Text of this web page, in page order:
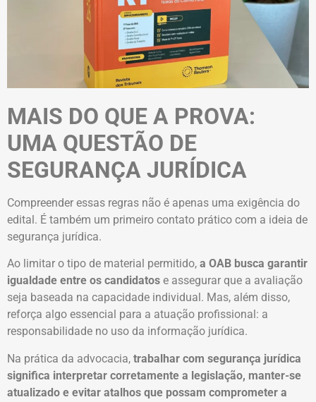
MAIS DO QUE A PROVA:
UMA QUESTÃO DE
SEGURANÇA JURÍDICA
Compreender essas regras não é apenas uma exigência do
edital. É também um primeiro contato prático com a ideia de
segurança jurídica.
Ao limitar o tipo de material permitido, a OAB busca garantir
igualdade entre os candidatos e assegurar que a avaliação
seja baseada na capacidade individual. Mas, além disso,
reforça algo essencial para a atuação profissional: a
responsabilidade no uso da informação jurídica.
Na prática da advocacia, trabalhar com segurança jurídica
significa interpretar corretamente a legislação, manter-se
atualizado e evitar atalhos que possam comprometer a